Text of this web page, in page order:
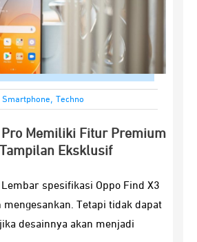
Smartphone, Techno
Pro Memiliki Fitur Premium
Eksklusif
Lembar spesifikasi Oppo Find X3
mengesankan. Tetapi tidak dapat
desainnya akan menjadi